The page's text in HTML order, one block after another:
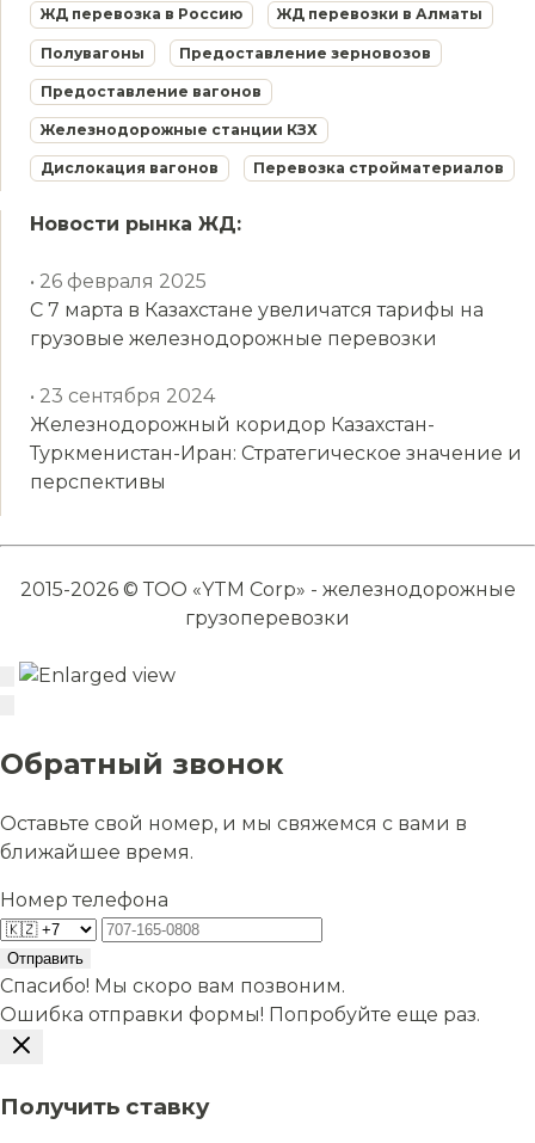
ЖД перевозка в Россию ЖД перевозки в Алматы
Полувагоны Предоставление зерновозов
Предоставление вагонов
Железнодорожные станции КЗХ
Дислокация вагонов Перевозка стройматериалов
Новости рынка ЖД:
• 26 февраля 2025
С 7 марта в Казахстане увеличатся тарифы на
грузовые железнодорожные перевозки
• 23 сентября 2024
Железнодорожный коридор Казахстан-
Туркменистан-Иран: Стратегическое значение и
перспективы
2015-2026 © ТОО «YTM Corp» - железнодорожные
грузоперевозки
Обратный звонок
Оставьте свой номер, и мы свяжемся с вами в
ближайшее время.
Номер телефона
Отправить
Спасибо! Мы скоро вам позвоним.
Ошибка отправки формы! Попробуйте еще раз.
Получить ставку